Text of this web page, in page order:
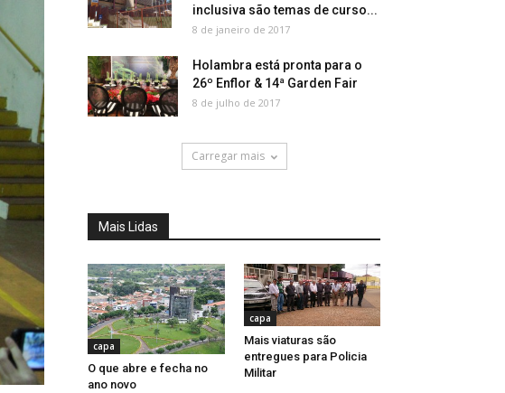
inclusiva são temas de curso...
8 de janeiro de 2017
Holambra está pronta para o
26º Enflor & 14ª Garden Fair
8 de julho de 2017
Carregar mais
Mais Lidas
capa
O que abre e fecha no
ano novo
capa
Mais viaturas são
entregues para Policia
Militar